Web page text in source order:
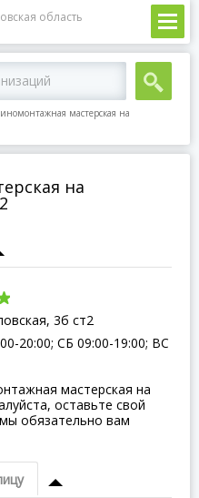
область
мастерская на
на
3б ст2
20:00; СБ 09:00-19:00; ВC
мастерская на
оставьте свой
обязательно вам